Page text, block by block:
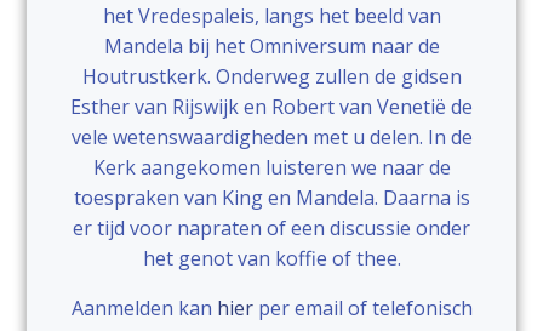
het Vredespaleis, langs het beeld van
Mandela bij het Omniversum naar de
Houtrustkerk. Onderweg zullen de gidsen
Esther van Rijswijk en Robert van Venetië de
vele wetenswaardigheden met u delen. In de
Kerk aangekomen luisteren we naar de
toespraken van King en Mandela. Daarna is
er tijd voor napraten of een discussie onder
het genot van koffie of thee.
Aanmelden kan hierper email of telefonisch